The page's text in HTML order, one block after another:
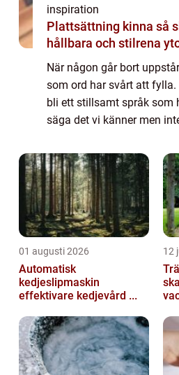
inspiration
Plattsättning kinna så skapar du
hållbara och stilrena
När någon går bort
som ord har svårt att
bli ett stillsamt språk som
säga det vi känner men
många skapa ett avsked
01 augusti 2026
Automatisk
kedjeslipmaskin
effektivare kedjevård ...
12